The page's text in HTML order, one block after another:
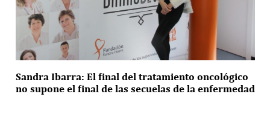
Sandra Ibarra: El final del tratamiento oncológico
no supone el final de las secuelas de la enfermedad